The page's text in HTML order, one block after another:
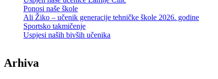
Ponosi naše škole
Ali Žiko – učenik generacije tehničke škole 2026. godine
Sportsko takmičenje
Uspjesi naših bivših učenika
Arhiva